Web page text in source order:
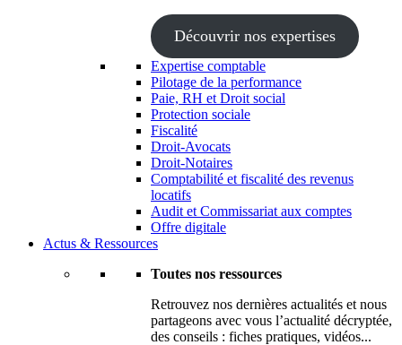
Découvrir nos expertises
Expertise comptable
Pilotage de la performance
Paie, RH et Droit social
Protection sociale
Fiscalité
Droit-Avocats
Droit-Notaires
Comptabilité et fiscalité des revenus
locatifs
Audit et Commissariat aux comptes
Offre digitale
Actus & Ressources
Toutes nos ressources
Retrouvez nos dernières actualités et nous
partageons avec vous l’actualité décryptée,
des conseils : fiches pratiques, vidéos...